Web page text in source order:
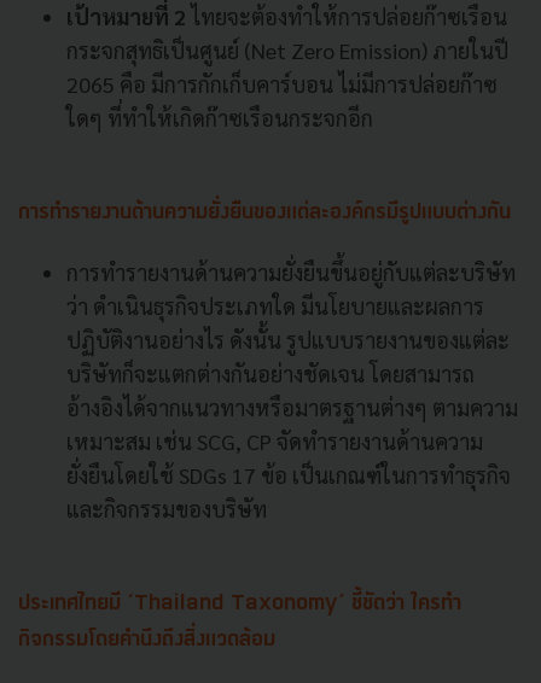
เป้าหมายที่ 2 ไทยจะต้องทำให้การปล่อยก๊าซเรือน
กระจกสุทธิเป็นศูนย์ (Net Zero Emission) ภายในปี
2065 คือ มีการกักเก็บคาร์บอน ไม่มีการปล่อยก๊าซ
ใดๆ ที่ทำให้เกิดก๊าซเรือนกระจกอีก
การทำรายงานด้านความยั่งยืนของแต่ละองค์กรมีรูปแบบต่างกัน
การทำรายงานด้านความยั่งยืนขึ้นอยู่กับแต่ละบริษัท
ว่า ดำเนินธุรกิจประเภทใด มีนโยบายและผลการ
ปฏิบัติงานอย่างไร ดังนั้น รูปแบบรายงานของแต่ละ
บริษัทก็จะแตกต่างกันอย่างชัดเจน โดยสามารถ
อ้างอิงได้จากแนวทางหรือมาตรฐานต่างๆ ตามความ
เหมาะสม เช่น SCG, CP จัดทำรายงานด้านความ
ยั่งยืนโดยใช้ SDGs 17 ข้อ เป็นเกณฑ์ในการทำธุรกิจ
และกิจกรรมของบริษัท
ประเทศไทยมี ‘Thailand Taxonomy’ ชี้ชัดว่า ใครทำ
กิจกรรมโดยคำนึงถึงสิ่งแวดล้อม